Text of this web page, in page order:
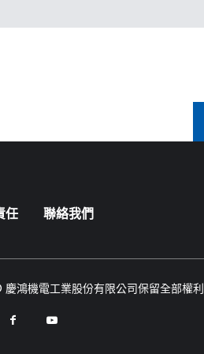
任 聯絡我們
鴻機電工業股份有限公司保留全部權利